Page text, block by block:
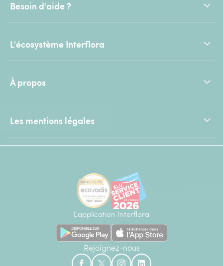
Besoin d'aide ?
L'écosystème Interflora
À propos
Les mentions légales
L'application Interflora
Rejoignez-nous